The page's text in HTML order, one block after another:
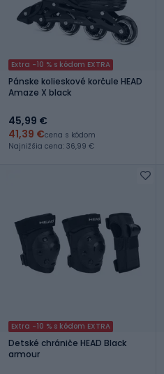
Extra -10 % s kódom EXTRA
Pánske kolieskové korčule HEAD
Amaze X black
45,99 €
41,39 €cena s kódom
Najnižšia cena: 36,99 €
Extra -10 % s kódom EXTRA
Detské chrániče HEAD Black
armour